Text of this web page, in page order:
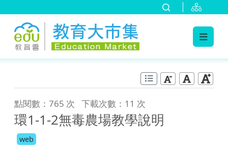
點閱數：765 次 下載次數：11 次
環1-1-2無毒農場教學說明
web